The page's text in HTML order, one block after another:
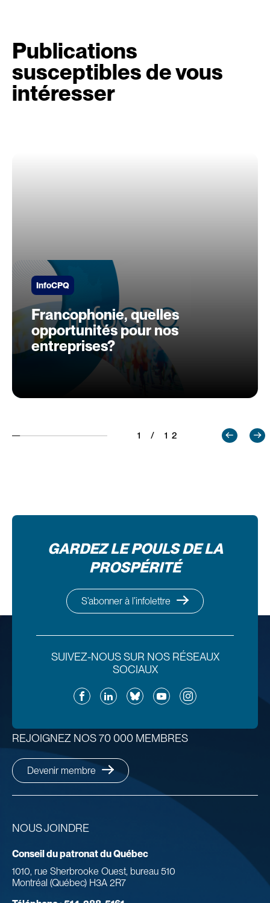
Publications
susceptibles de vous
intéresser
InfoCPQ
Francophonie, quelles
opportunités pour nos
entreprises?
1 / 12
GARDEZ LE POULS DE LA
PROSPÉRITÉ
S’abonner à l’infolettre
SUIVEZ-NOUS SUR NOS RÉSEAUX
SOCIAUX
FacebookLinkedInBlueskyYouTubeInstagram
NOUS JOINDRE
Conseil du patronat du Québec
1010, rue Sherbrooke Ouest, bureau 510
Montréal (Québec) H3A 2R7
REJOIGNEZ NOS 70 000 MEMBRES
Devenir membre